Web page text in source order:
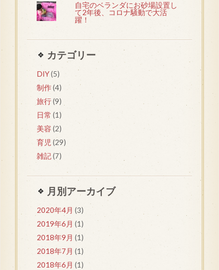
自宅のベランダにお砂場設置し
て2年後、コロナ騒動で大活
躍！
カテゴリー
DIY(5)
制作(4)
旅行(9)
日常 (1)
美容 (2)
育児 (29)
雑記(7)
月別アーカイブ
2020年4月 (3)
2019年6月 (1)
2018年9月 (1)
2018年7月 (1)
2018年6月 (1)